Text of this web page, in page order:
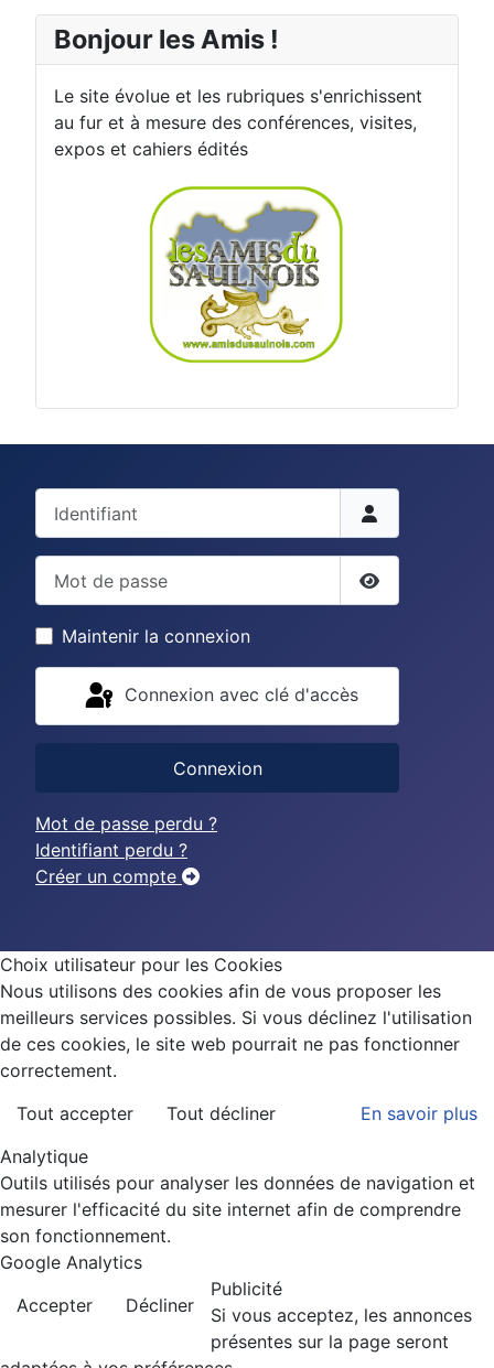
Bonjour les Amis !
Le site évolue et les rubriques s'enrichissent
au fur et à mesure des conférences, visites,
expos et cahiers édités
Afficher le
Maintenir la connexion
Connexion avec clé d'accès
Connexion
Mot de passe perdu ?
Identifiant perdu ?
Créer un compte
Choix utilisateur pour les Cookies
Nous utilisons des cookies afin de vous proposer les
meilleurs services possibles. Si vous déclinez l'utilisation
de ces cookies, le site web pourrait ne pas fonctionner
correctement.
Tout accepter
Tout décliner
En savoir plus
Analytique
Outils utilisés pour analyser les données de navigation et
mesurer l'efficacité du site internet afin de comprendre
son fonctionnement.
Google Analytics
Accepter
Décliner
Publicité
Si vous acceptez, les annonces
présentes sur la page seront